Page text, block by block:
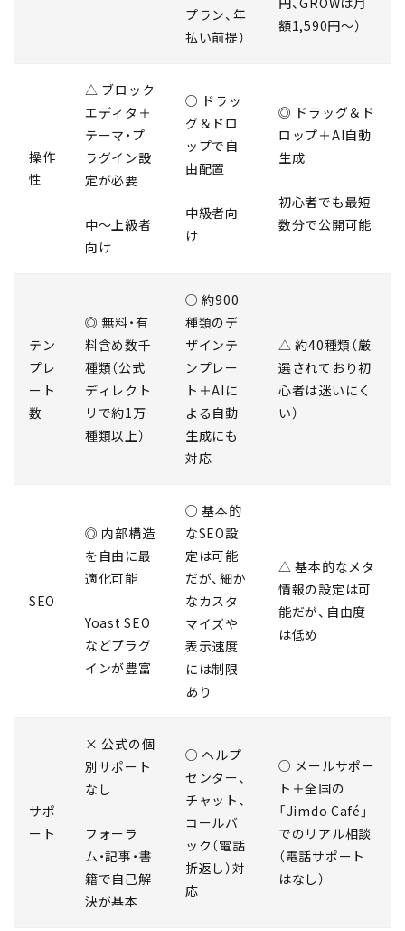
プラン、年
払い前提）
額1,590円〜）
操作
性
△ ブロック
エディタ＋
テーマ・プ
ラグイン設
定が必要
中〜上級者
向け
○ ドラッ
グ＆ドロ
ップで自
由配置
中級者向
け
◎ ドラッグ＆ド
ロップ＋AI自動
生成
初心者でも最短
数分で公開可能
テン
プレ
ート
数
◎ 無料・有
料含め数千
種類（公式
ディレクト
リで約1万
種類以上）
○ 約900
種類のデ
ザインテ
ンプレー
ト＋AIに
よる自動
生成にも
対応
△ 約40種類（厳
選されており初
心者は迷いにく
い）
SEO
◎ 内部構造
を自由に最
適化可能
Yoast SEO
などプラグ
インが豊富
○ 基本的
なSEO設
定は可能
だが、細か
なカスタ
マイズや
表示速度
には制限
あり
△ 基本的なメタ
情報の設定は可
能だが、自由度
は低め
サポ
ート
× 公式の個
別サポート
なし
フォーラ
ム・記事・書
籍で自己解
決が基本
○ ヘルプ
センター、
チャット、
コールバ
ック（電話
折返し）対
応
○ メールサポー
ト＋全国の
「Jimdo Café」
でのリアル相談
（電話サポート
はなし）